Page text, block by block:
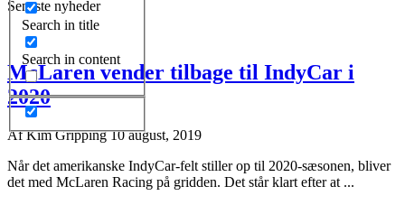
Search in title
Search in content
Seneste nyheder
McLaren vender tilbage til IndyCar i
2020
AfKim Gripping10 august, 2019
Når det amerikanske IndyCar-felt stiller op til 2020-sæsonen, bliver
det med McLaren Racing på gridden. Det står klart efter at ...